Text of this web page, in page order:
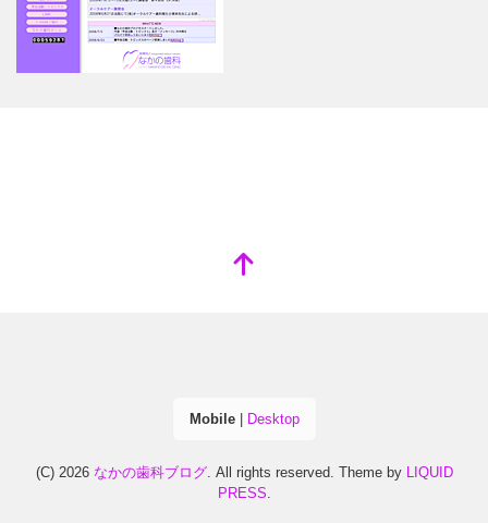
Mobile| Desktop
(C) 2026 なかの歯科ブログ. All rights reserved. Theme by LIQUID
PRESS.